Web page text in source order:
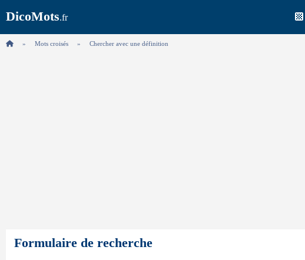
DicoMots.fr
Mots croisés Chercher avec une définition
Formulaire de recherche